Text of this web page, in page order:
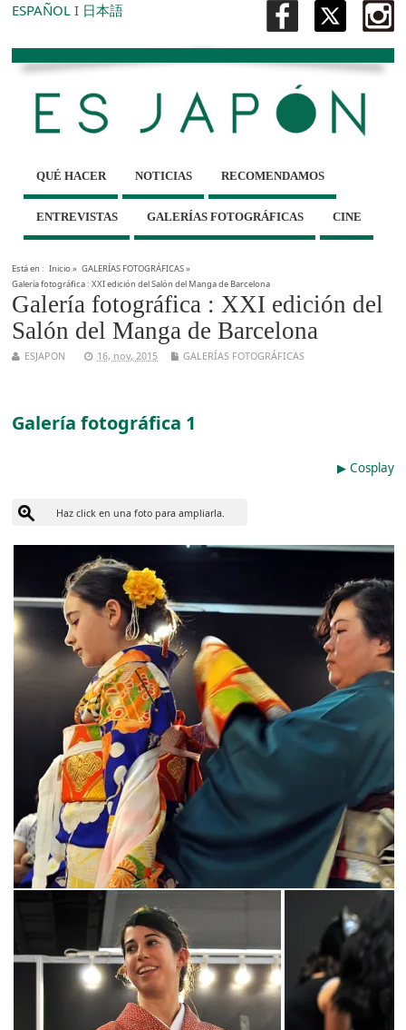
ESPAÑOL I 日本語
QUÉ HACER NOTICIAS RECOMENDAMOS
ENTREVISTAS GALERÍAS FOTOGRÁFICAS CINE
Está en : Inicio» GALERÍAS FOTOGRÁFICAS»
Galería fotográfica : XXI edición del Salón del Manga de Barcelona
Galería fotográfica : XXI edición del
Salón del Manga de Barcelona
ESJAPON 16, nov, 2015 GALERÍAS FOTOGRÁFICAS
Galería fotográfica 1
▶︎ Cosplay
Haz click en una foto para ampliarla.